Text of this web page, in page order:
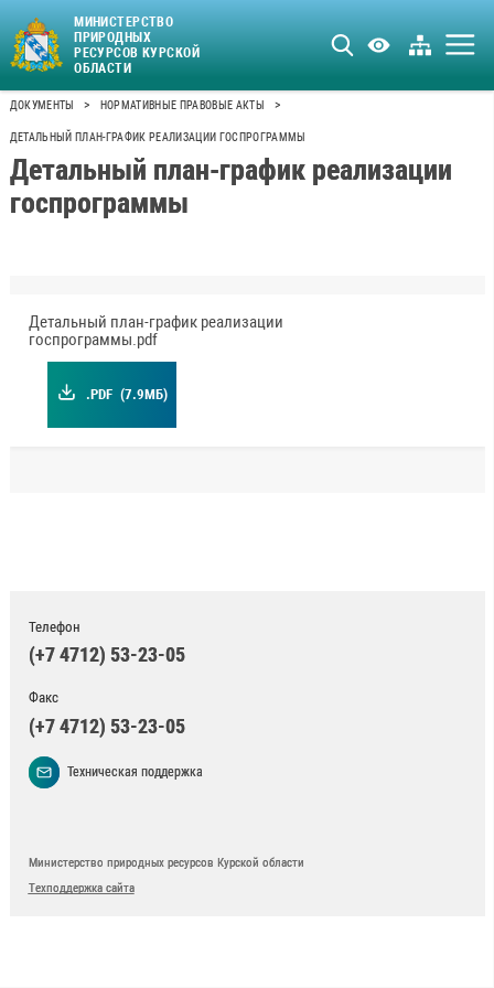
МИНИСТЕРСТВО
ПРИРОДНЫХ
РЕСУРСОВ КУРСКОЙ
ОБЛАСТИ
ДОКУМЕНТЫ > НОРМАТИВНЫЕ ПРАВОВЫЕ АКТЫ >
ДЕТАЛЬНЫЙ ПЛАН-ГРАФИК РЕАЛИЗАЦИИ ГОСПРОГРАММЫ
Детальный план-график реализации
госпрограммы
Детальный план-график реализации
госпрограммы.pdf
.PDF (7.9МБ)
Телефон
(+7 4712) 53-23-05
Факс
(+7 4712) 53-23-05
Техническая поддержка
Министерство природных ресурсов Курской области
Техподдержка сайта